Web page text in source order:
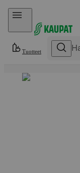
Hyppää sisältöön
Tuotteet